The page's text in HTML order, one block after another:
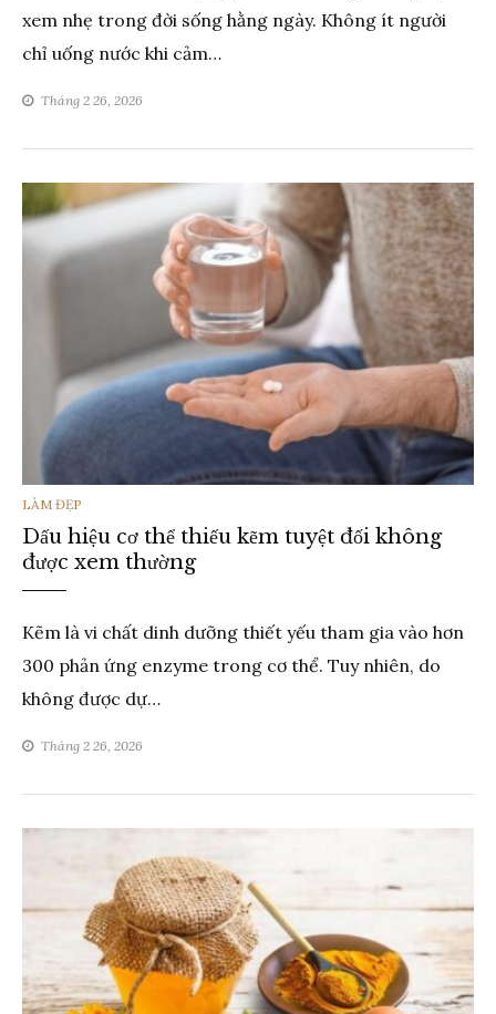
xem nhẹ trong đời sống hằng ngày. Không ít người
chỉ uống nước khi cảm…
Tháng 2 26, 2026
THỂ
LOẠI
LÀM ĐẸP
Dấu hiệu cơ thể thiếu kẽm tuyệt đối không
được xem thường
Kẽm là vi chất dinh dưỡng thiết yếu tham gia vào hơn
300 phản ứng enzyme trong cơ thể. Tuy nhiên, do
không được dự…
Tháng 2 26, 2026